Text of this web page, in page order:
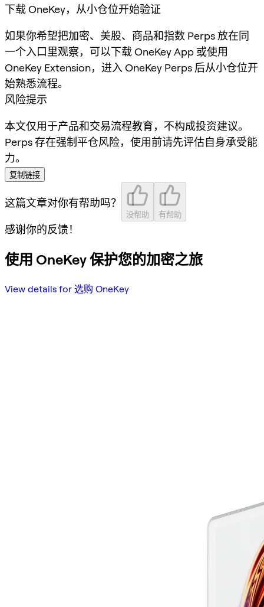
下载 OneKey，从小仓位开始验证
如果你希望把加密、美股、商品和指数 Perps 放在同
一个入口里观察，可以下载 OneKey App 或使用
OneKey Extension，进入 OneKey Perps 后从小仓位开
始熟悉流程。
风险提示
本文仅用于产品和交易流程教育，不构成投资建议。
Perps 存在强制平仓风险，使用前请先评估自身承受能
力。
复制链接
这篇文章对你有帮助吗？
没帮助 有帮助
感谢你的反馈！
使用 OneKey 保护您的加密之旅
View details for 选购 OneKey